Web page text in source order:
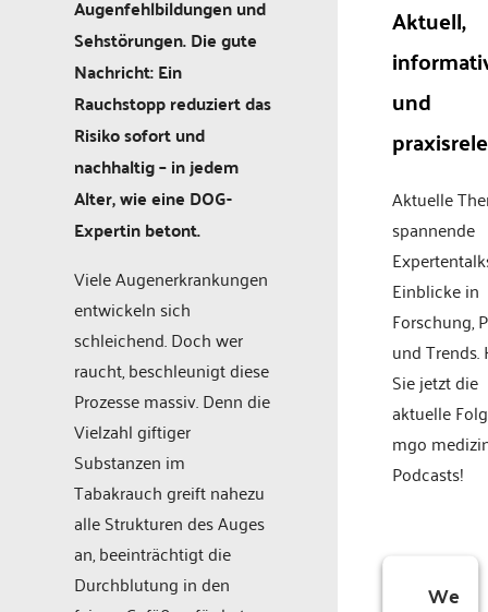
Augenfehlbildungen und
Sehstörungen. Die gute
Nachricht: Ein
Rauchstopp reduziert das
Risiko sofort und
nachhaltig – in jedem
Alter, wie eine DOG-
Expertin betont.
Viele Augenerkrankungen
entwickeln sich
schleichend. Doch wer
raucht, beschleunigt diese
Prozesse massiv. Denn die
Vielzahl giftiger
Substanzen im
Tabakrauch greift nahezu
alle Strukturen des Auges
an, beeinträchtigt die
Durchblutung in den
Aktuell,
und
Aktuelle
spannende
Einblicke in
Forschung,
und Trends.
Sie jetzt die
aktuelle
mgo
Podcasts!
We